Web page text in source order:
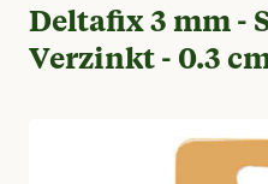
Deltafix 3 mm -
Verzinkt - 0.3